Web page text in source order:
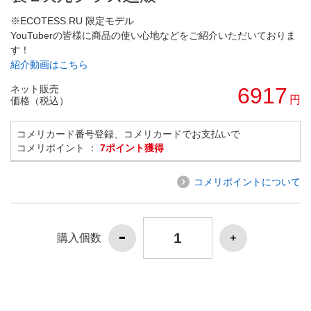
※ECOTESS.RU 限定モデル
YouTuberの皆様に商品の使い心地などをご紹介いただいておりま
す！
紹介動画はこちら
ネット販売
価格（税込）
6917 円
コメリカード番号登録、コメリカードでお支払いで
コメリポイント ： 7ポイント獲得
コメリポイントについて
購入個数